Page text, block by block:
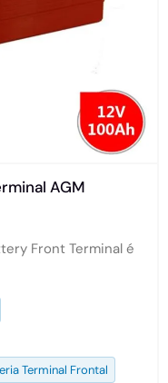
AGM
Front Terminal é
Terminal Frontal